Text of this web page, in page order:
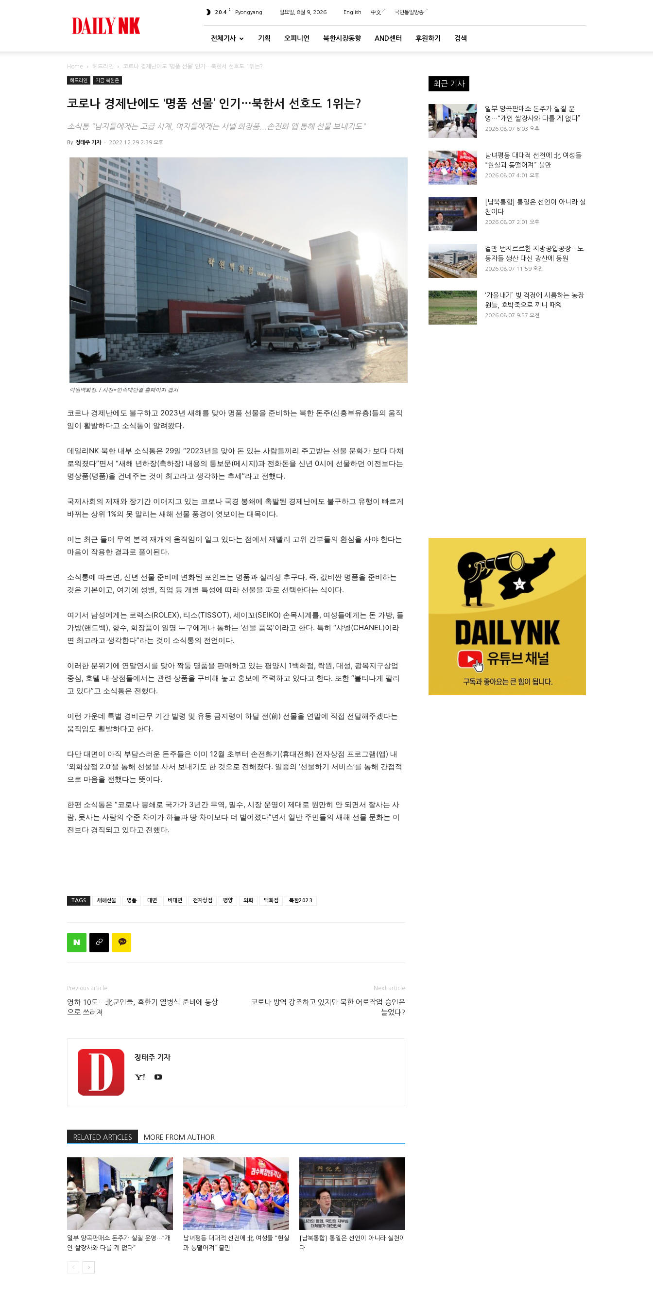
20.4 C Pyongyang 일요일, 8월 9, 2026 English 中文 국민통일방송
전체기사 기획 오피니언 북한시장동향 AND센터 후원하기 검색
Home 헤드라인 코로나 경제난에도 ‘명품 선물’ 인기…북한서 선호도 1위는?
헤드라인 지금 북한은
코로나 경제난에도 ‘명품 선물’ 인기…북한서 선호도 1위는?
소식통 "남자들에게는 고급 시계, 여자들에게는 샤넬 화장품...손전화 앱 통해 선물 보내기도"
By 정태주 기자 - 2022.12.29 2:39 오후
락원백화점. / 사진=민족대단결 홈페이지 캡처
코로나 경제난에도 불구하고 2023년 새해를 맞아 명품 선물을 준비하는 북한 돈주(신흥부유층)들의 움직
임이 활발하다고 소식통이 알려왔다.
데일리NK 북한 내부 소식통은 29일 “2023년을 맞아 돈 있는 사람들끼리 주고받는 선물 문화가 보다 다채
로워졌다”면서 “새해 년하장(축하장) 내용의 통보문(메시지)과 전화돈을 신년 0시에 선물하던 이전보다는
명상품(명품)을 건네주는 것이 최고라고 생각하는 추세”라고 전했다.
국제사회의 제재와 장기간 이어지고 있는 코로나 국경 봉쇄에 촉발된 경제난에도 불구하고 유행이 빠르게
바뀌는 상위 1%의 못 말리는 새해 선물 풍경이 엿보이는 대목이다.
이는 최근 들어 무역 본격 재개의 움직임이 일고 있다는 점에서 재빨리 고위 간부들의 환심을 사야 한다는
마음이 작용한 결과로 풀이된다.
소식통에 따르면, 신년 선물 준비에 변화된 포인트는 명품과 실리성 추구다. 즉, 값비싼 명품을 준비하는
것은 기본이고, 여기에 성별, 직업 등 개별 특성에 따라 선물을 따로 선택한다는 식이다.
여기서 남성에게는 로렉스(ROLEX), 티소(TISSOT), 세이꼬(SEIKO) 손목시계를, 여성들에게는 돈 가방, 들
가방(핸드백), 향수, 화장품이 일명 누구에게나 통하는 ‘선물 품목’이라고 한다. 특히 “샤넬(CHANEL)이라
면 최고라고 생각한다”라는 것이 소식통의 전언이다.
이러한 분위기에 연말연시를 맞아 짝퉁 명품을 판매하고 있는 평양시 1백화점, 락원, 대성, 광복지구상업
중심, 호텔 내 상점들에서는 관련 상품을 구비해 놓고 홍보에 주력하고 있다고 한다. 또한 “불티나게 팔리
고 있다”고 소식통은 전했다.
이런 가운데 특별 경비근무 기간 발령 및 유동 금지령이 하달 전(前) 선물을 연말에 직접 전달해주겠다는
움직임도 활발하다고 한다.
다만 대면이 아직 부담스러운 돈주들은 이미 12월 초부터 손전화기(휴대전화) 전자상점 프로그램(앱) 내
‘외화상점 2.0’을 통해 선물을 사서 보내기도 한 것으로 전해졌다. 일종의 ‘선물하기 서비스’를 통해 간접적
으로 마음을 전했다는 뜻이다.
한편 소식통은 “코로나 봉쇄로 국가가 3년간 무역, 밀수, 시장 운영이 제대로 원만히 안 되면서 잘사는 사
람, 못사는 사람의 수준 차이가 하늘과 땅 차이보다 더 벌어졌다”면서 일반 주민들의 새해 선물 문화는 이
전보다 경직되고 있다고 전했다.
TAGS 새해선물 명품 대면 비대면 전자상점 평양 외화 백화점 북한2023
Previous article
영하 10도…北군인들, 혹한기 열병식 준비에 동상
으로 쓰러져
Next article
코로나 방역 강조하고 있지만 북한 어로작업 승인은
늘었다?
정태주 기자
RELATED ARTICLES MORE FROM AUTHOR
일부 양곡판매소 돈주가 실질 운영…“개
인 쌀장사와 다를 게 없다”
남녀평등 대대적 선전에 北 여성들 “현실
과 동떨어져” 불만
[남북통합] 통일은 선언이 아니라 실천이
다
최근 기사
일부 양곡판매소 돈주가 실질 운
영…“개인 쌀장사와 다를 게 없다”
2026.08.07 6:03 오후
남녀평등 대대적 선전에 北 여성들
“현실과 동떨어져” 불만
2026.08.07 4:01 오후
[남북통합] 통일은 선언이 아니라 실
천이다
2026.08.07 2:01 오후
겉만 번지르르한 지방공업공장…노
동자들 생산 대신 광산에 동원
2026.08.07 11:59 오전
‘가을내기’ 빚 걱정에 시름하는 농장
원들, 호박죽으로 끼니 때워
2026.08.07 9:57 오전